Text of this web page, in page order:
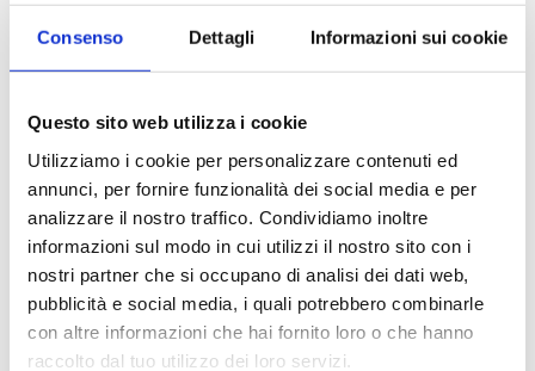
Consenso Dettagli Informazioni sui cookie
Questo sito web utilizza i cookie
Utilizziamo i cookie per personalizzare contenuti ed
annunci, per fornire funzionalità dei social media e per
analizzare il nostro traffico. Condividiamo inoltre
informazioni sul modo in cui utilizzi il nostro sito con i
nostri partner che si occupano di analisi dei dati web,
pubblicità e social media, i quali potrebbero combinarle
con altre informazioni che hai fornito loro o che hanno
raccolto dal tuo utilizzo dei loro servizi.
B2HH10CL0 2 20 G 3/
B2HH10CLP
B2HH10WB0 2 20
B2HL15WB0 2 20
B2HH10WBP 2 20
B2HH10BM0 2 20